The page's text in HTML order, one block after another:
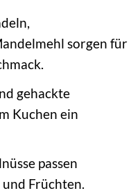
sorgen für
gehackte
Kuchen ein
passen
Früchten.